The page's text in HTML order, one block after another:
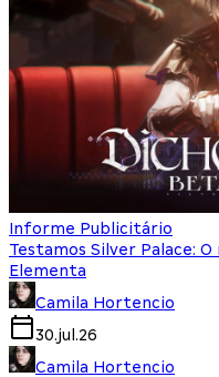
Informe Publicitário
Testamos Silver Palace:
Elementa
Camila Hortencio
30.jul.26
Camila Hortencio